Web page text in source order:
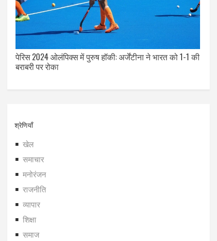
पेरिस 2024 ओलंपिक्स में पुरुष हॉकी: अर्जेंटीना ने भारत को 1-1 की
बराबरी पर रोका
श्रेणियाँ
खेल
समाचार
मनोरंजन
राजनीति
व्यापार
शिक्षा
समाज